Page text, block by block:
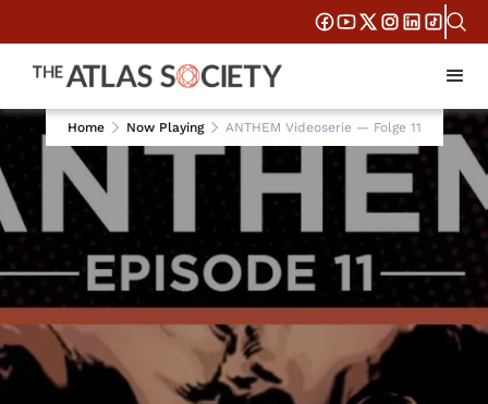
Home Now Playing ANTHEM Videoserie — Folge 11